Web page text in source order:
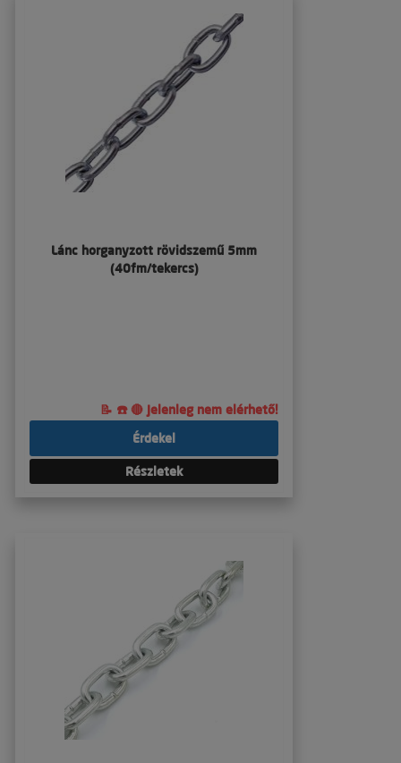
Lánc horganyzott rövidszemű 5mm
(40fm/tekercs)
📝 ☎️ 🔴 Jelenleg nem elérhető!
Érdekel
Részletek